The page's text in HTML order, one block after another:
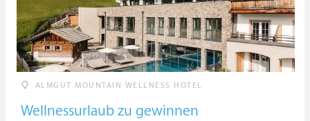
ALMGUT MOUNTAIN WELLNESS HOTEL
Wellnessurlaub zu gewinnen